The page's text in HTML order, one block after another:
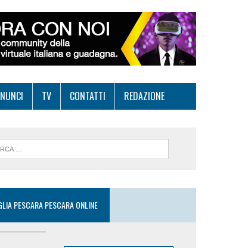
TV CONTATTI REDAZIONE
PESCARA PESCARA ONLINE